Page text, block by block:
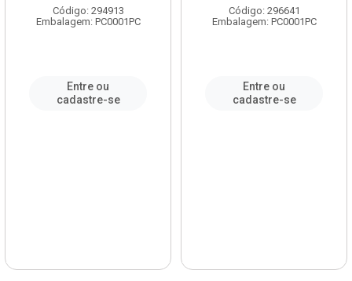
Código: 294913
Embalagem: PC0001PC
Entre ou
cadastre-se
Código: 296641
Embalagem: PC0001PC
Entre ou
cadastre-se